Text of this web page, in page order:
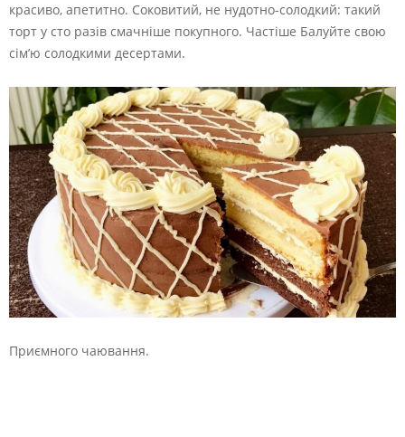
красиво, апетитно. Соковитий, не нудотно-солодкий: такий
торт у сто разів смачніше покупного. Частіше Балуйте свою
сім’ю солодкими десертами.
Приємного чаювання.